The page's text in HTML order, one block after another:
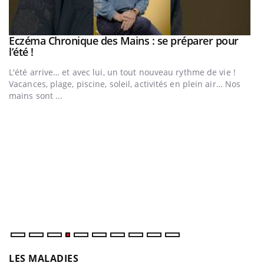
Youtube
Eczéma Chronique des Mains : se préparer pour
l’été !Youtube
L'été arrive… et avec lui, un tout nouveau rythme de vie !
Vacances, plage, piscine, soleil, activités en plein air… Nos
mains sont ...
LES MALADIES